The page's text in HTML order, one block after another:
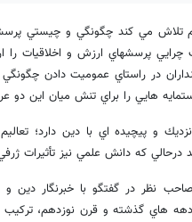
تلاش مي كند چگونگي و چيستي
پرسشهاي ارزش و اخلاقيات را
در راستاي عموميت دادن
هايي را براي تنش ميان اين دو
و پيچيده اي با دين دارد؛
كه دانش علمي نيز تأثيرات
نظر در گفتگو با خبرنگار دين و
هاي گذشته و قرن نوزدهم،